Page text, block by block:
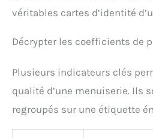
véritables cartes d’identité
Décrypter les coefficients de
Plusieurs indicateurs clés
qualité d’une menuiserie. Ils
regroupés sur une étiquette